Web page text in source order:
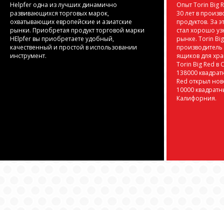
Helpfer одна из лучших динамично
развивающихся торговых марок,
охватывающих европейские и азиатские
рынки. Приобретая продукт торговой марки
HElpfer вы приобретаете удобный,
качественный и простой в использовании
инструмент.
Опыт Torin Big
30 лет в
продуктов. За
стал хорошо
рынке. Torin
ящиков для
Torin Big Red в
138000
Red открыл
10000
Калифорния.